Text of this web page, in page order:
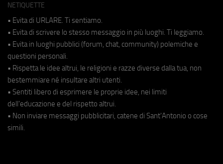
NETIQUETTE
• Evita di URLARE. Ti sentiamo.
• Evita di scrivere lo stesso messaggio in più luoghi. Ti leggiamo.
• Evita in luoghi pubblici (forum, chat, community) polemiche e
questioni personali.
• Rispetta le idee altrui, le religioni e razze diverse dalla tua, non
bestemmiare né insultare altri utenti.
• Sentiti libero di esprimere le proprie idee, nei limiti
dell'educazione e del rispetto altrui.
• Non inviare messaggi pubblicitari, catene di Sant'Antonio o cose
simili.